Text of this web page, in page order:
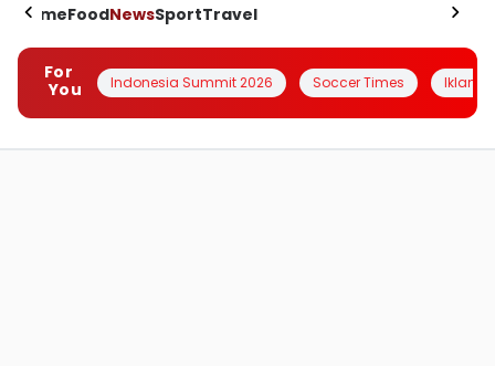
HomeFoodNewsSportTravel
For
You
Indonesia Summit 2026 Soccer Times Iklanin